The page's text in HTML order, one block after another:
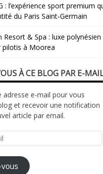
: l’expérience sport premium
du Paris Saint‑Germain
Resort & Spa : luxe
pilotis à Moorea
À CE BLOG PAR E-
adresse e-mail pour vous
et recevoir une notification
article par email.